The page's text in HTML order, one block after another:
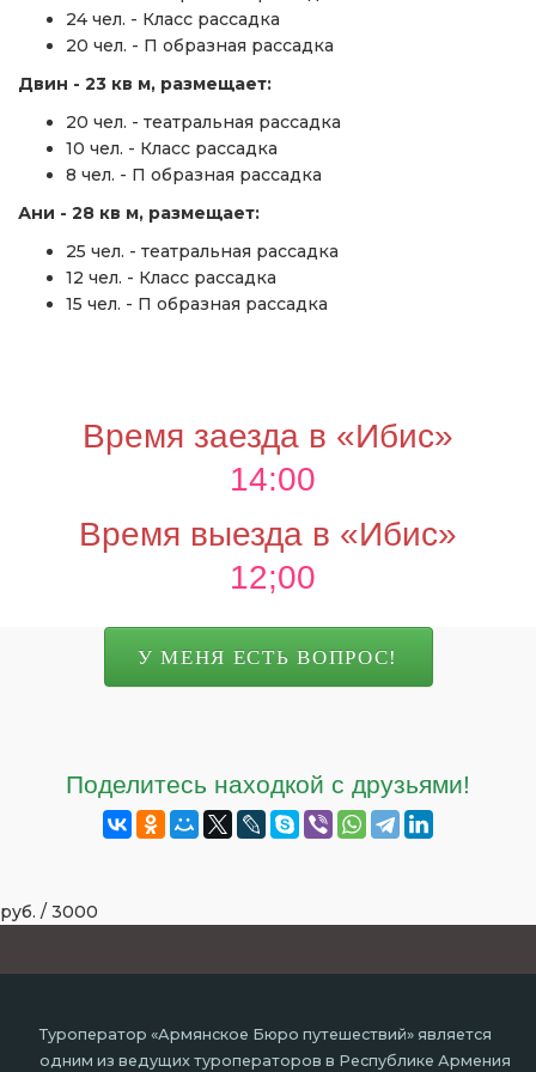
24 чел. - Класс рассадка
20 чел. - П образная рассадка
Двин - 23 кв м, размещает:
20 чел. - театральная рассадка
10 чел. - Класс рассадка
8 чел. - П образная рассадка
Ани - 28 кв м, размещает:
25 чел. - театральная рассадка
12 чел. - Класс рассадка
15 чел. - П образная рассадка
Время заезда в «Ибис»
14:00
Время выезда в «Ибис»
12;00
У МЕНЯ ЕСТЬ ВОПРОС!
Поделитесь находкой с друзьями!
руб. / 3000
Туроператор «Армянское Бюро путешествий» является
одним из ведущих туроператоров в Республике Армения